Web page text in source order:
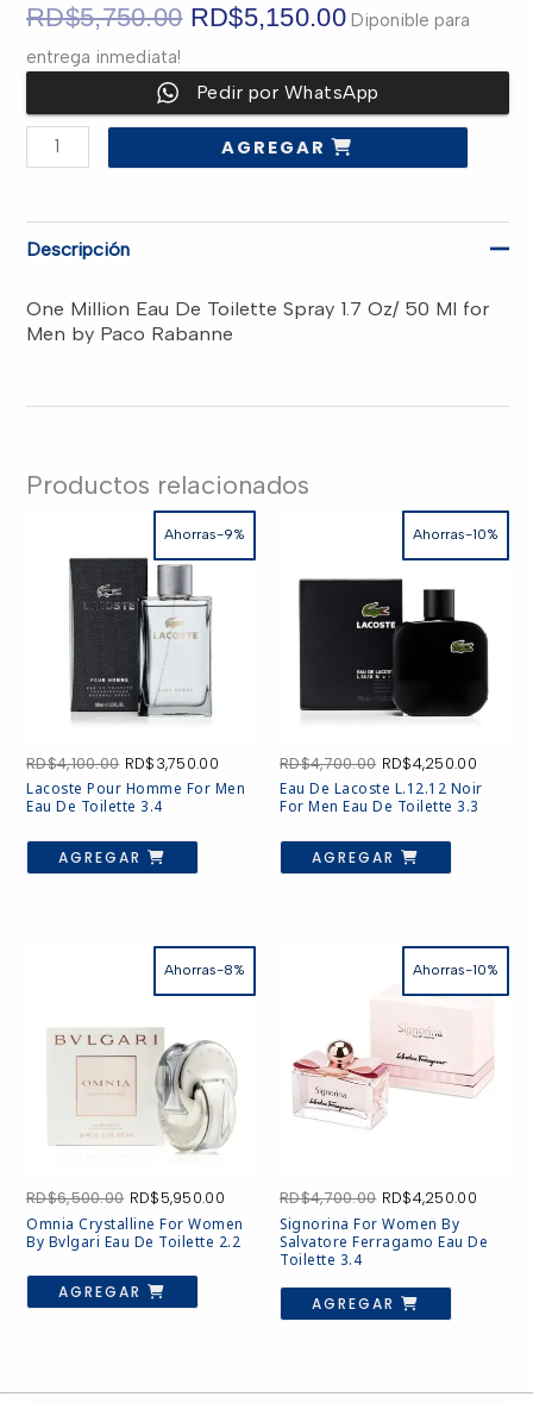
RD$5,750.00 El
precio
original
era:
RD$5,750.00.
RD$5,150.00El
precio
actual
es:
RD$5,150.00.
Diponible para
entrega inmediata!
Pedir por WhatsApp
PACO
RABBANE
“ONE
EDT
cantidad
AGREGAR
Descripción
One Million Eau De Toilette Spray 1.7 Oz/ 50 Ml for
Men by Paco Rabanne
Productos relacionados
Ahorras-9%
RD$4,100.00 El
precio
original
RD$4,100.00.
RD$3,750.00El
precio
actual
RD$3,750.00.
Lacoste Pour Homme For Men
Eau De Toilette 3.4
AGREGAR
Ahorras-10%
RD$4,700.00 El
precio
original
RD$4,700.00.
RD$4,250.00El
precio
actual
Eau De Lacoste L.12.12 Noir
For Men Eau De Toilette 3.3
AGREGAR
Ahorras-8%
RD$6,500.00 El
precio
original
RD$6,500.00.
RD$5,950.00El
precio
actual
Omnia Crystalline For Women
By Bvlgari Eau De Toilette 2.2
AGREGAR
Ahorras-10%
RD$4,700.00 El
precio
original
era:
RD$4,250.00El
actual
Signorina For Women By
Salvatore Ferragamo Eau De
Toilette 3.4
AGREGAR